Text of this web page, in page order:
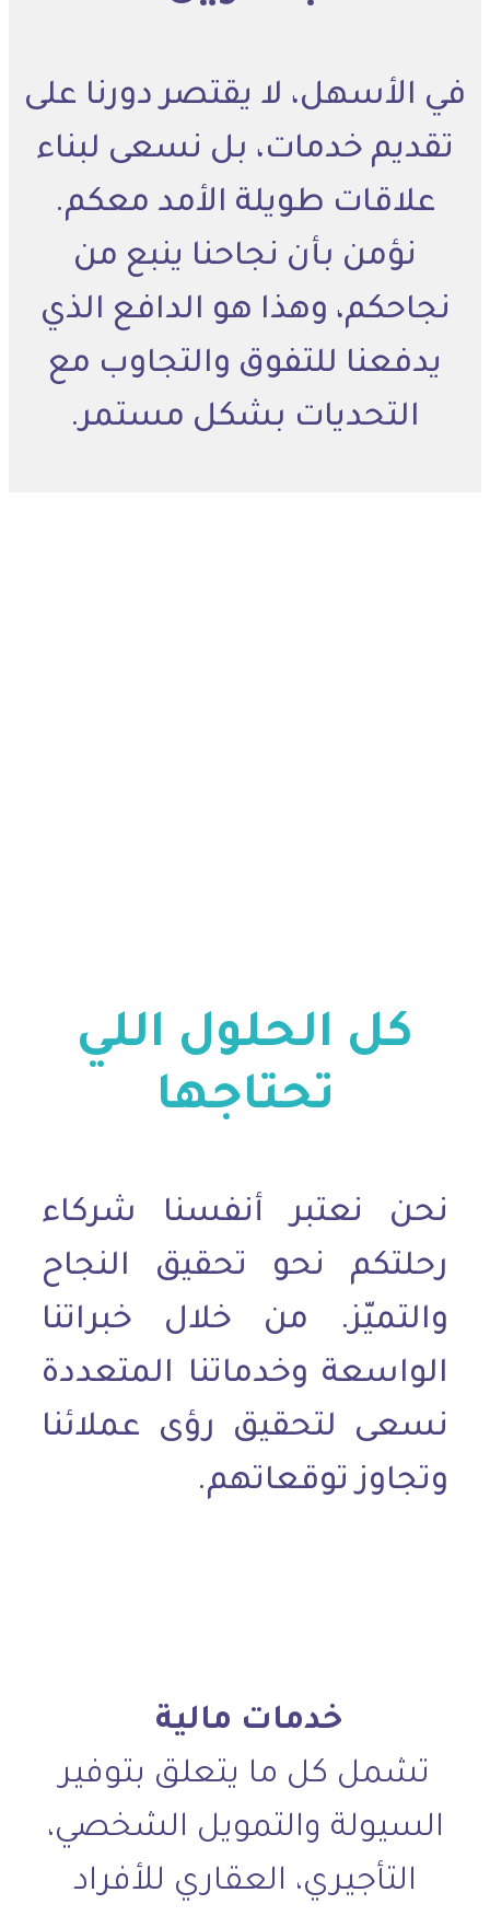
في الأسهل، لا يقتصر دورنا على
تقديم خدمات، بل نسعى لبناء
علاقات طويلة الأمد معكم.
نؤمن بأن نجاحنا ينبع من
نجاحكم، وهذا هو الدافع الذي
يدفعنا للتفوق والتجاوب مع
التحديات بشكل مستمر.
كل الحلول اللي
تحتاجها
نحن نعتبر أنفسنا شركاء
رحلتكم نحو تحقيق النجاح
والتميّز. من خلال خبراتنا
الواسعة وخدماتنا المتعددة
نسعى لتحقيق رؤى عملائنا
وتجاوز توقعاتهم.
خدمات مالية
تشمل كل ما يتعلق بتوفير
السيولة والتمويل الشخصي،
التأجيري، العقاري للأفراد